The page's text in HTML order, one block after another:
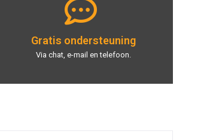
Gratis ondersteuning
Via chat, e-mail en telefoon.